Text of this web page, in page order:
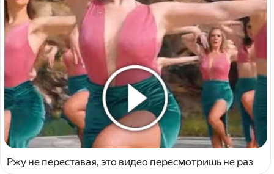
Ржу не переставая, это видео пересмотришь не раз